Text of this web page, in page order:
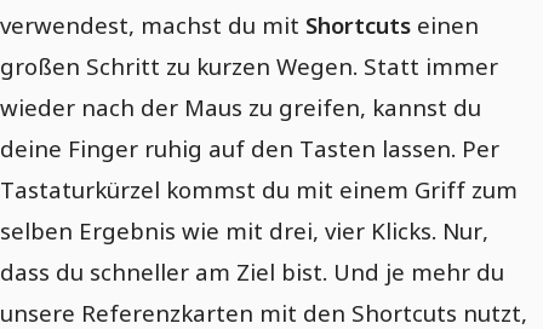
verwendest, machst du mit Shortcuts einen
großen Schritt zu kurzen Wegen. Statt immer
wieder nach der Maus zu greifen, kannst du
deine Finger ruhig auf den Tasten lassen. Per
Tastaturkürzel kommst du mit einem Griff zum
selben Ergebnis wie mit drei, vier Klicks. Nur,
dass du schneller am Ziel bist. Und je mehr du
unsere Referenzkarten mit den Shortcuts nutzt,